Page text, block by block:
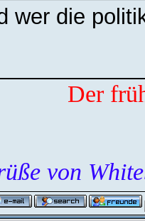
wer die
Der
von